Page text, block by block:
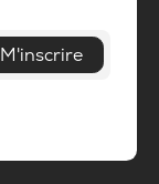
M'inscrire